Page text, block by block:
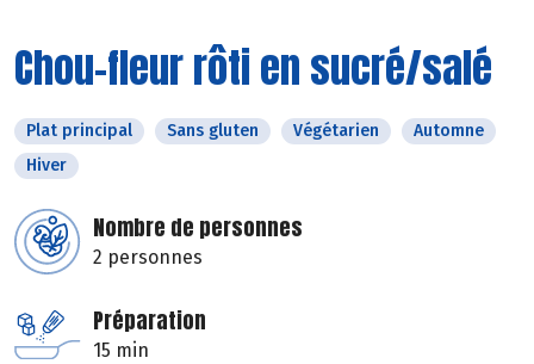
Chou-fleur rôti en sucré/salé
Plat principal Sans gluten Végétarien
Automne
Hiver
Nombre de personnes
2 personnes
Préparation
15 min